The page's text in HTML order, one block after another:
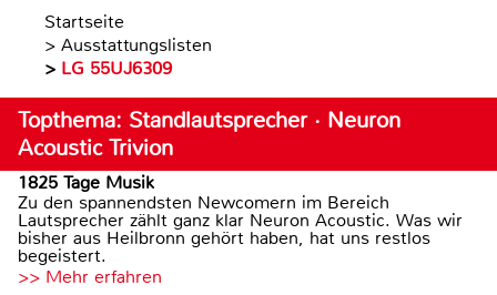
Startseite
> Ausstattungslisten
> LG 55UJ6309
Topthema: Standlautsprecher · Neuron
Acoustic Trivion
1825 Tage Musik
Zu den spannendsten Newcomern im Bereich
Lautsprecher zählt ganz klar Neuron Acoustic. Was wir
bisher aus Heilbronn gehört haben, hat uns restlos
begeistert.
>> Mehr erfahren